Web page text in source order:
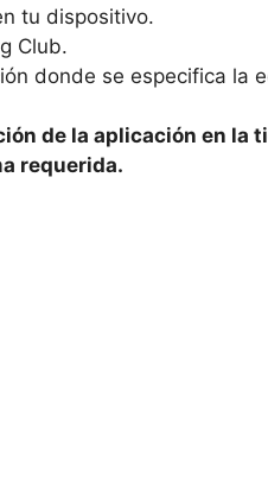
tu dispositivo.
Club.
donde se especifica la
de ⁣la aplicación en la
requerida.